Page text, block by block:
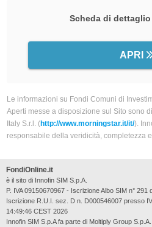
Scheda di
APRI
Le informazioni su Fondi Comuni di
Aperti messe a disposizione sul Sito sono
Italy S.r.l. (http://www.morningstar.it/it/).
responsabile della veridicità, completezza
FondiOnline.it
è il sito di Innofin SIM S.p.A.
P. IVA 09150670967 - Iscrizione Albo SIM n°
Iscrizione R.U.I. sez. D n. D000546007 presso
14:49:46 CEST 2026
Innofin SIM S.p.A fa parte di Moltiply Group